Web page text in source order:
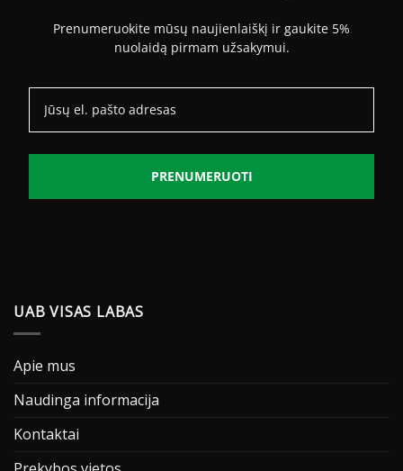
Prenumeruokite mūsų naujienlaiškį ir gaukite 5%
nuolaidą pirmam užsakymui.
PRENUMERUOTI
UAB VISAS LABAS
Apie mus
Naudinga informacija
Kontaktai